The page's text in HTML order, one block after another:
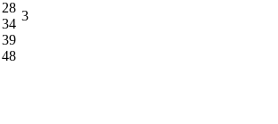
28
34
39
48
3